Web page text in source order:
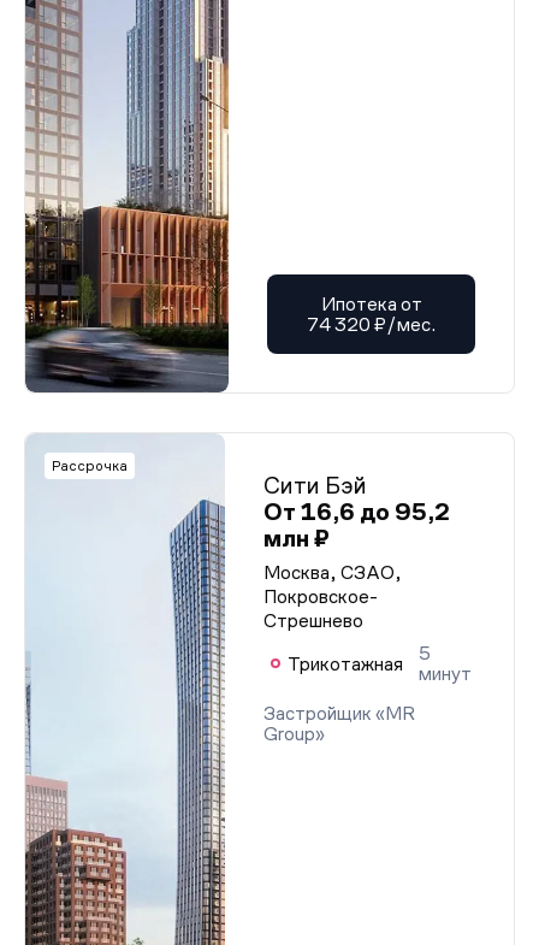
Ипотека от
74 320 ₽/мес.
Рассрочка
Сити Бэй
От 16,6 до 95,2
млн ₽
Москва, СЗАО,
Покровское-
Стрешнево
Трикотажная
5
минут
Застройщик «MR
Group»